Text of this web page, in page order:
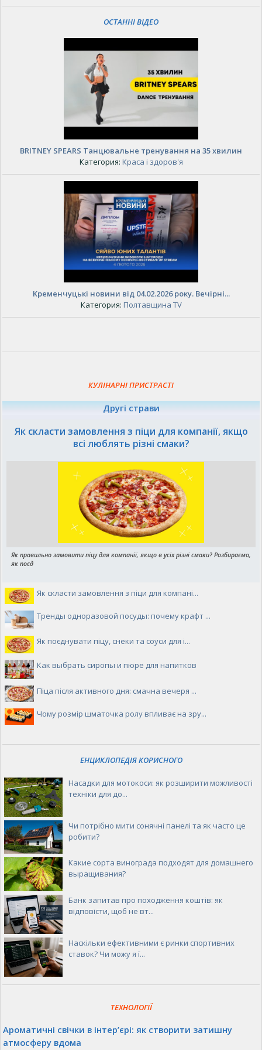
ОСТАННІ ВІДЕО
BRITNEY SPEARS Танцювальне тренування на 35 хвилин
Категория: Краса і здоров'я
Кременчуцькі новини від 04.02.2026 року. Вечірні...
Категория: Полтавщина TV
КУЛІНАРНІ ПРИСТРАСТІ
Другі страви
Як скласти замовлення з піци для компанії, якщо
всі люблять різні смаки?
Як правильно замовити піцу для компанії, якщо в усіх різні смаки? Розбираємо,
як поєд
Як скласти замовлення з піци для компані...
Тренды одноразовой посуды: почему крафт ...
Як поєднувати піцу, снеки та соуси для і...
Как выбрать сиропы и пюре для напитков
Піца після активного дня: смачна вечеря ...
Чому розмір шматочка ролу впливає на зру...
ЕНЦИКЛОПЕДІЯ КОРИСНОГО
Насадки для мотокоси: як розширити можливості
техніки для до...
Чи потрібно мити сонячні панелі та як часто це
робити?
Какие сорта винограда подходят для домашнего
выращивания?
Банк запитав про походження коштів: як
відповісти, щоб не вт...
Наскільки ефективними є ринки спортивних
ставок? Чи можу я ї...
ТЕХНОЛОГІЇ
Ароматичні свічки в інтер’єрі: як створити затишну
атмосферу вдома